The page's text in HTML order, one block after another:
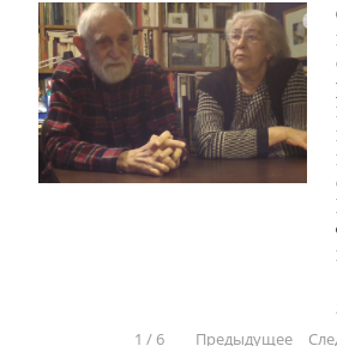
1 / 6 Предыдущее